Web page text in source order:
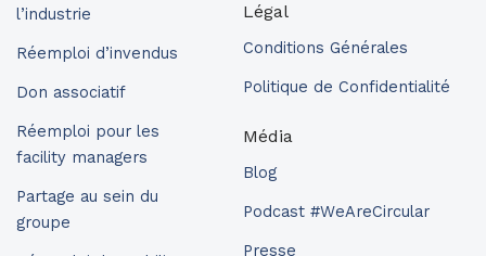
l’industrie
Réemploi d’invendus
Don associatif
Réemploi pour les
facility managers
Partage au sein du
groupe
Légal
Conditions Générales
Politique de Confidentialité
Média
Blog
Podcast #WeAreCircular
Presse